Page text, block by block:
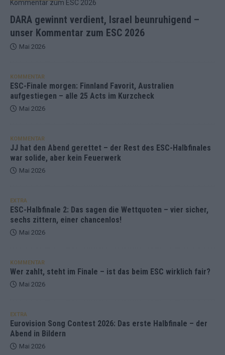
DARA gewinnt verdient, Israel beunruhigend –
unser Kommentar zum ESC 2026
Mai 2026
KOMMENTAR
ESC-Finale morgen: Finnland Favorit, Australien
aufgestiegen – alle 25 Acts im Kurzcheck
Mai 2026
KOMMENTAR
JJ hat den Abend gerettet – der Rest des ESC-Halbfinales
war solide, aber kein Feuerwerk
Mai 2026
EXTRA
ESC-Halbfinale 2: Das sagen die Wettquoten – vier sicher,
sechs zittern, einer chancenlos!
Mai 2026
KOMMENTAR
Wer zahlt, steht im Finale – ist das beim ESC wirklich fair?
Mai 2026
EXTRA
Eurovision Song Contest 2026: Das erste Halbfinale – der
Abend in Bildern
Mai 2026